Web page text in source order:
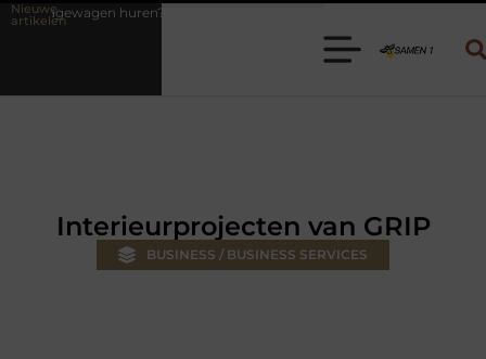
Nieuwe
artikelen
Kies de juiste aanhanger voor jouw klus
Interieurprojecten van GRIP
BUSINESS / BUSINESS SERVICES